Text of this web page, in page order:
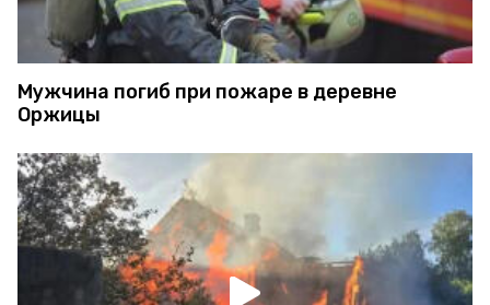
Мужчина погиб при пожаре в деревне
Оржицы